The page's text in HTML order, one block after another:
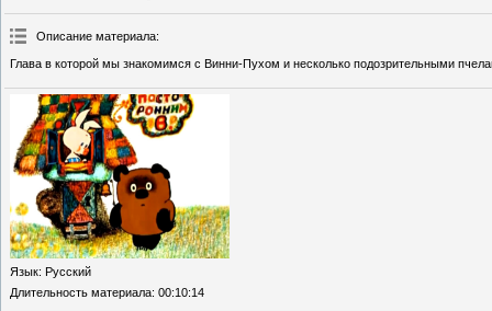
Описание материала:
Глава в которой мы знакомимся с Винни-Пухом и несколько подозрительными
Язык: Русский
Длительность материала: 00:10:14